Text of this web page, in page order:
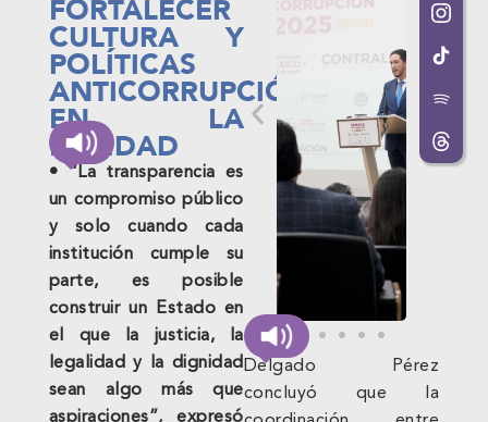
FORTALECER
CULTURA Y
POLÍTICAS
ANTICORRUPCIÓN
EN LA
ENTIDAD
• “La transparencia es
un compromiso público
y solo cuando cada
institución cumple su
parte, es posible
construir un Estado en
el que la justicia, la
legalidad y la dignidad
sean algo más que
aspiraciones”, expresó
Delgado Pérez
concluyó que la